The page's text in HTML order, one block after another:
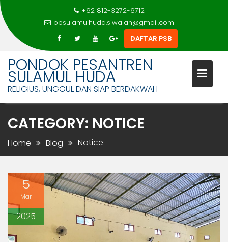
Skip
content
+62 812-3272-6712
ppsulamulhuda.siwalan@gmail.com
DAFTAR PSB
PONDOK PESANTREN
SULAMUL HUDA
RELIGIUS, UNGGUL DAN SIAP BERDAKWAH
CATEGORY: NOTICE
Home Blog Notice
5
Mar
2025